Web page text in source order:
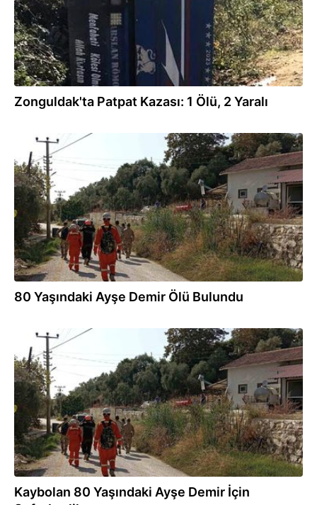
Zonguldak'ta Patpat Kazası: 1 Ölü, 2 Yaralı
17.10.2024
80 Yaşındaki Ayşe Demir Ölü Bulundu
15.10.2024
Kaybolan 80 Yaşındaki Ayşe Demir İçin